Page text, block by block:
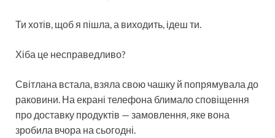
Ти хотів, щоб я пішла, а виходить, ідеш ти.
Хіба це несправедливо?
Світлана встала, взяла свою чашку й попрямувала до
раковини. На екрані телефона блимало сповіщення
про доставку продуктів — замовлення, яке вона
зробила вчора на сьогодні.